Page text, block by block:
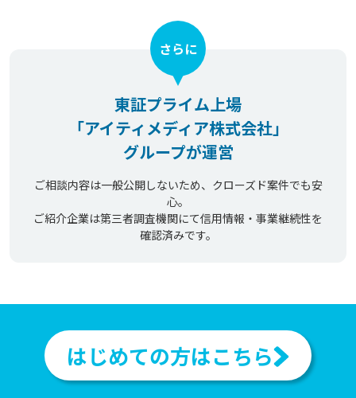
東証プライム上場
「アイティメディア株式会社」
グループが運営
さらに
ご相談内容は一般公開しないため、クローズド案件でも安
心。
ご紹介企業は第三者調査機関にて信用情報・事業継続性を
確認済みです。
はじめての方はこちら